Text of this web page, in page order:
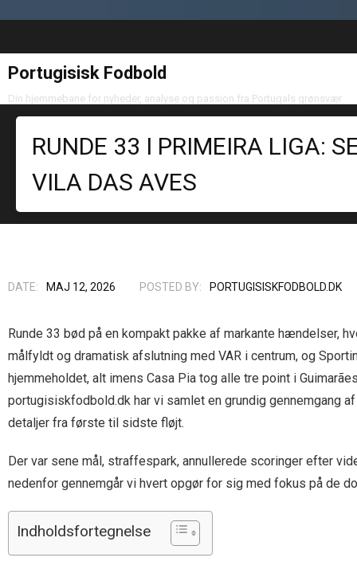
Portugisisk Fodbold
Din hjemmebane for nyheder, analyse og passion fra Portugals grønsvær
RUNDE 33 I PRIMEIRA LIGA:
VILA DAS AVES
DATE: MAJ 12, 2026 POSTED BY: PORTUGISISKFODBOLD.DK
Runde 33 bød på en kompakt pakke af markante hændelser,
målfyldt og dramatisk afslutning med VAR i centrum, og
hjemmeholdet, alt imens Casa Pia tog alle tre point i
portugisiskfodbold.dk har vi samlet en grundig gennemgang
detaljer fra første til sidste fløjt.
Der var sene mål, straffespark, annullerede scoringer efter
nedenfor gennemgår vi hvert opgør for sig med fokus på de
Indholdsfortegnelse